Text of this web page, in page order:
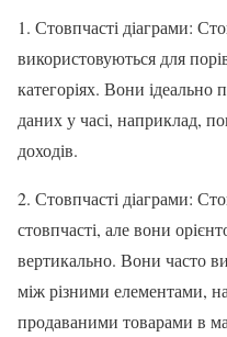
1. Стовпчасті діаграми:
використовуються для
категоріях. Вони ідеально
даних у часі, наприклад,
доходів.
2. Стовпчасті діаграми:
стовпчасті, але вони
вертикально. Вони часто
між різними елементами,
продаваними товарами в